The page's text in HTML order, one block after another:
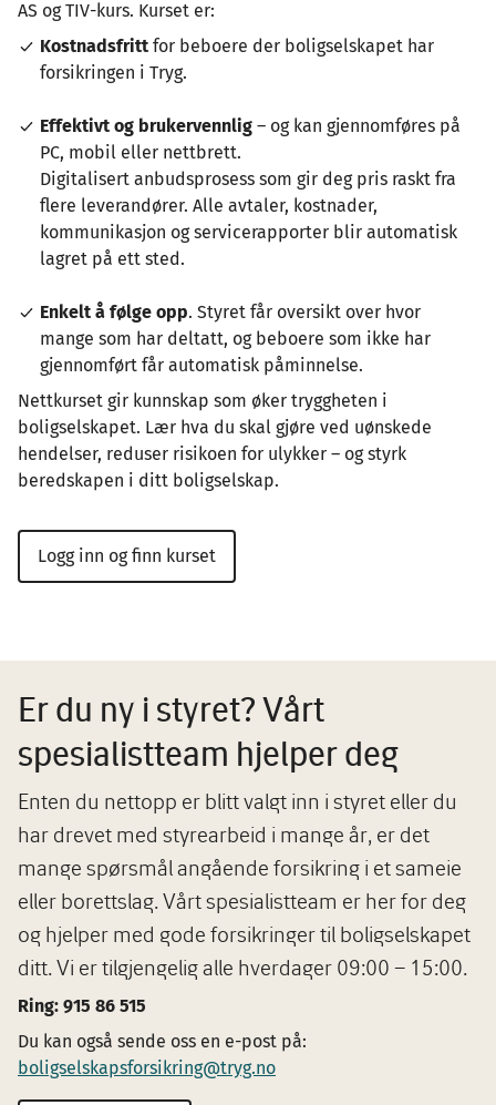
AS og TIV-kurs. Kurset er:
Kostnadsfritt for beboere der boligselskapet har
forsikringen i Tryg.
Effektivt og brukervennlig – og kan gjennomføres på
PC, mobil eller nettbrett.
Digitalisert anbudsprosess som gir deg pris raskt fra
flere leverandører. Alle avtaler, kostnader,
kommunikasjon og servicerapporter blir automatisk
lagret på ett sted.
Enkelt å følge opp. Styret får oversikt over hvor
mange som har deltatt, og beboere som ikke har
gjennomført får automatisk påminnelse.
Nettkurset gir kunnskap som øker tryggheten i
boligselskapet. Lær hva du skal gjøre ved uønskede
hendelser, reduser risikoen for ulykker – og styrk
beredskapen i ditt boligselskap.
Logg inn og finn kurset
Er du ny i styret? Vårt
spesialistteam hjelper deg
Enten du nettopp er blitt valgt inn i styret eller du
har drevet med styrearbeid i mange år, er det
mange spørsmål angående forsikring i et sameie
eller borettslag. Vårt spesialistteam er her for deg
og hjelper med gode forsikringer til boligselskapet
ditt. Vi er tilgjengelig alle hverdager 09:00 – 15:00.
Ring: 915 86 515
Du kan også sende oss en e-post på:
boligselskapsforsikring@tryg.no